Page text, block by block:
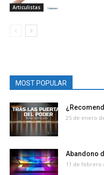
Articulistas
MOST POPULAR
25 de enero
Abandono
11 de febrero